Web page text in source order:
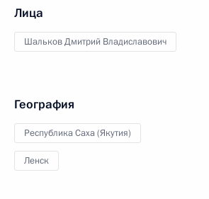
Лица
Шальков Дмитрий Владиславович
География
Республика Саха (Якутия)
Ленск